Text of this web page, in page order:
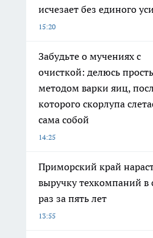
исчезает без единого
15:20
Забудьте о мучениях с
очисткой: делюсь
методом варки яиц,
которого скорлупа
сама собой
14:25
Приморский край
выручку техкомпаний в
раз за пять лет
13:55